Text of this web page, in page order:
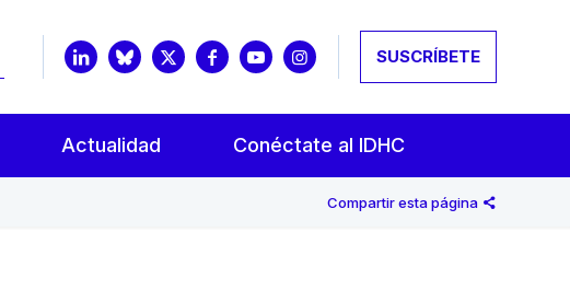
SUSCRÍBETE
Actualidad Conéctate al IDHC
Compartir esta página